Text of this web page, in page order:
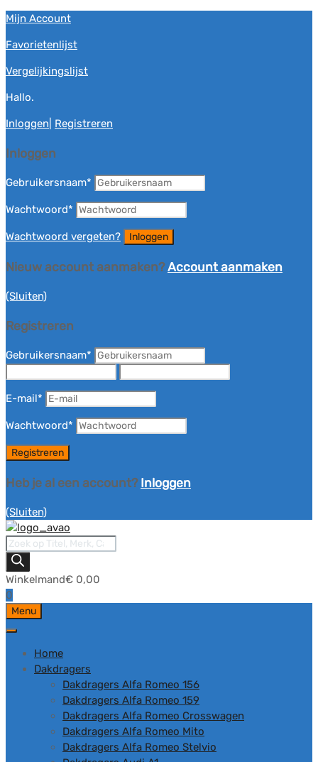
Mijn Account
Favorietenlijst
Vergelijkingslijst
Hallo.
Inloggen Registreren
Inloggen
Gebruikersnaam*
Wachtwoord*
Wachtwoord vergeten?
Nieuw account aanmaken?Account aanmaken
(Sluiten)
Registreren
Gebruikersnaam*
E-mail*
Wachtwoord*
Heb je al een account? Inloggen
(Sluiten)
Producten
zoeken
Winkelmand€ 0,00
0
Ga
naar
inhoud
Menu
Home
Dakdragers
Dakdragers Alfa Romeo 156
Dakdragers Alfa Romeo 159
Dakdragers Alfa Romeo Crosswagen
Dakdragers Alfa Romeo Mito
Dakdragers Alfa Romeo Stelvio